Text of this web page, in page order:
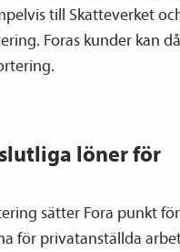
till Skatteverket
Foras kunder kan
löner för
sätter Fora punkt
för privatanställda